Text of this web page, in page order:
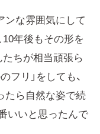
ンな雰囲気にして
10年後もその形を
たちが相当頑張ら
フリ」をしても、
たら自然な姿で続
いいと思ったんで